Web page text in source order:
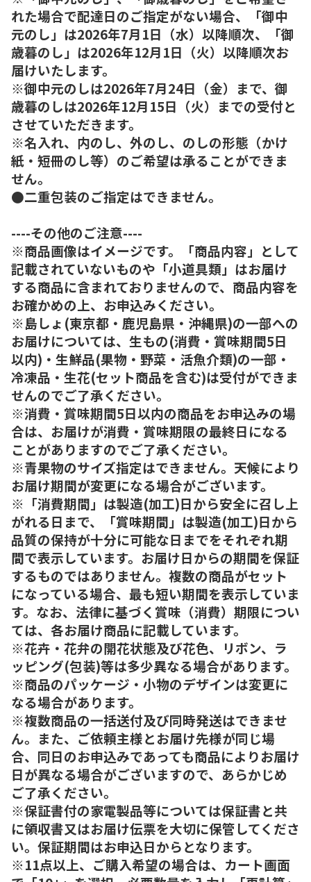
れた場合で配達日のご指定がない場合、「御中
元のし」は2026年7月1日（水）以降順次、「御
歳暮のし」は2026年12月1日（火）以降順次お
届けいたします。
※御中元のしは2026年7月24日（金）まで、御
歳暮のしは2026年12月15日（火）までの受付と
させていただきます。
※名入れ、内のし、外のし、のしの形態（かけ
紙・短冊のし等）のご希望は承ることができま
せん。
●二重包装のご指定はできません。
----その他のご注意----
※商品画像はイメージです。「商品内容」として
記載されていないものや「小道具類」はお届け
する商品に含まれておりませんので、商品内容を
お確かめの上、お申込みください。
※島しょ(東京都・鹿児島県・沖縄県)の一部への
お届けについては、生もの(消費・賞味期間5日
以内)・生鮮品(果物・野菜・活魚介類)の一部・
冷凍品・生花(セット商品を含む)は受付ができま
せんのでご了承ください。
※消費・賞味期間5日以内の商品をお申込みの場
合は、お届けが消費・賞味期限の最終日になる
ことがありますのでご了承ください。
※青果物のサイズ指定はできません。天候により
お届け期間が変更になる場合がございます。
※「消費期間」は製造(加工)日から安全に召し上
がれる日まで、「賞味期間」は製造(加工)日から
品質の保持が十分に可能な日までをそれぞれ期
間で表示しています。お届け日からの期間を保証
するものではありません。複数の商品がセット
になっている場合、最も短い期間を表示していま
す。なお、法律に基づく賞味（消費）期限につい
ては、各お届け商品に記載しています。
※花卉・花弁の開花状態及び花色、リボン、ラ
ッピング(包装)等は多少異なる場合があります。
※商品のパッケージ・小物のデザインは変更に
なる場合があります。
※複数商品の一括送付及び同時発送はできませ
ん。また、ご依頼主様とお届け先様が同じ場
合、同日のお申込みであっても商品によりお届け
日が異なる場合がございますので、あらかじめ
ご了承ください。
※保証書付の家電製品等については保証書と共
に領収書又はお届け伝票を大切に保管してくださ
い。保証期間はお申込日からとなります。
※11点以上、ご購入希望の場合は、カート画面